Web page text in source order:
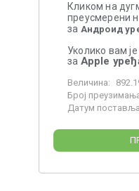
Кликом на
преусмерени
за Андроид
Уколико вам
за Apple
Величина:
Број
Датум